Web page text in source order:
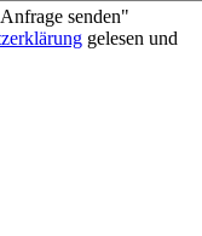
senden"
gelesen und